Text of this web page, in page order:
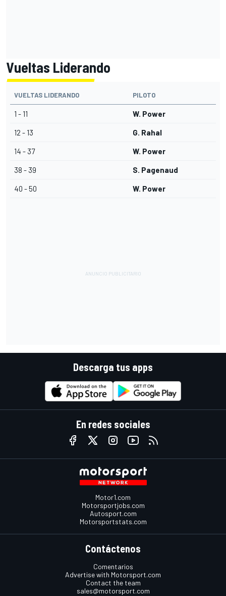
Vueltas Liderando
VUELTAS LIDERANDO PILOTO
1 - 11 W. Power
12 - 13 G. Rahal
14 - 37 W. Power
38 - 39 S. Pagenaud
40 - 50 W. Power
Descarga tus apps
En redes sociales
Motor1.com
Motorsportjobs.com
Autosport.com
Motorsportstats.com
Contáctenos
Comentarios
Advertise with Motorsport.com
Contact the team
sales@motorsport.com